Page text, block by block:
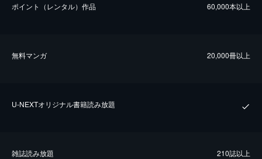
ポイント（レンタル）作品 60,000本以上
無料マンガ 20,000冊以上
U-NEXTオリジナル書籍読み放題
雑誌読み放題 210誌以上